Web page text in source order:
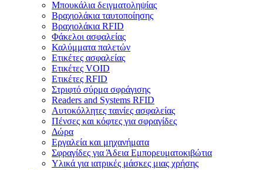
Μπουκάλια δειγματοληψίας
Βραχιολάκια ταυτοποίησης
Βραχιολάκια RFID
Φάκελοι ασφαλείας
Καλύμματα παλετών
Ετικέτες ασφαλείας
Ετικέτες VOID
Ετικέτες RFID
Στριφτό σύρμα σφράγισης
Readers and Systems RFID
Αυτοκόλλητες ταινίες ασφαλείας
Πένσες και κόφτες για σφραγίδες
Δώρα
Εργαλεία και μηχανήματα
Σφραγίδες για Άδεια Εμπορευματοκιβώτια
Υλικά για ιατρικές μάσκες μιας χρήσης